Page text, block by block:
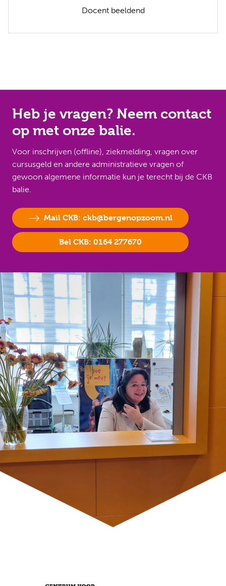
Docent beeldend
Heb je vragen? Neem contact
op met onze balie.
Voor inschrijven (offline), ziekmelding, vragen over
cursusgeld en andere administratieve vragen of
gewoon algemene informatie kun je terecht bij de CKB
balie.
Mail CKB: ckb@bergenopzoom.nl
Bel CKB: 0164 277670